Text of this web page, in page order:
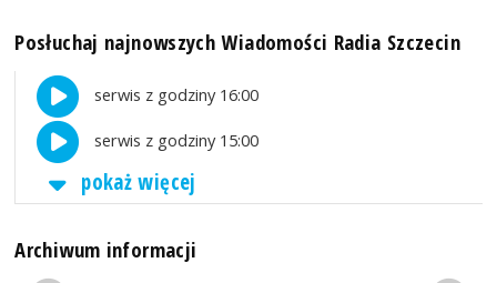
Posłuchaj najnowszych Wiadomości Radia Szczecin
serwis z godziny 16:00
serwis z godziny 15:00
pokaż więcej
Archiwum informacji